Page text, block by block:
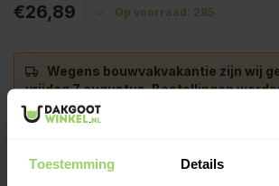
Toestemming Details
€26,89 Op voorraad: 285
Wegens bouwvakvakantie zijn wij
vrijdag 7 augustus.Bestellingen
augustus verwerkt of kies zelf een
bezorgdatum.